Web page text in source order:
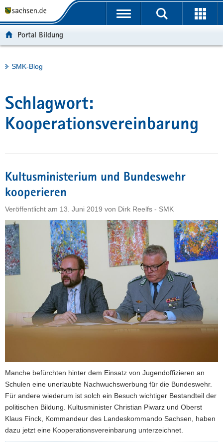
t
e
r
g
e
n
e
N
a
v
i
g
n
u
h
a
l
e
v
e
Portalübergreifende
Portal Bildung
Hauptinhalt
SMK-Blog
Schlagwort:
Kooperationsvereinbarung
Kultusministerium und Bundeswehr
kooperieren
Veröffentlicht am 13. Juni 2019 von Dirk Reelfs - SMK
Manche befürchten hinter dem Einsatz von Jugendoffizieren an
Schulen eine unerlaubte Nachwuchswerbung für die Bundeswehr.
Für andere wiederum ist solch ein Besuch wichtiger Bestandteil der
politischen Bildung. Kultusminister Christian Piwarz und Oberst
Klaus Finck, Kommandeur des Landeskommando Sachsen, haben
dazu jetzt eine Kooperationsvereinbarung unterzeichnet.